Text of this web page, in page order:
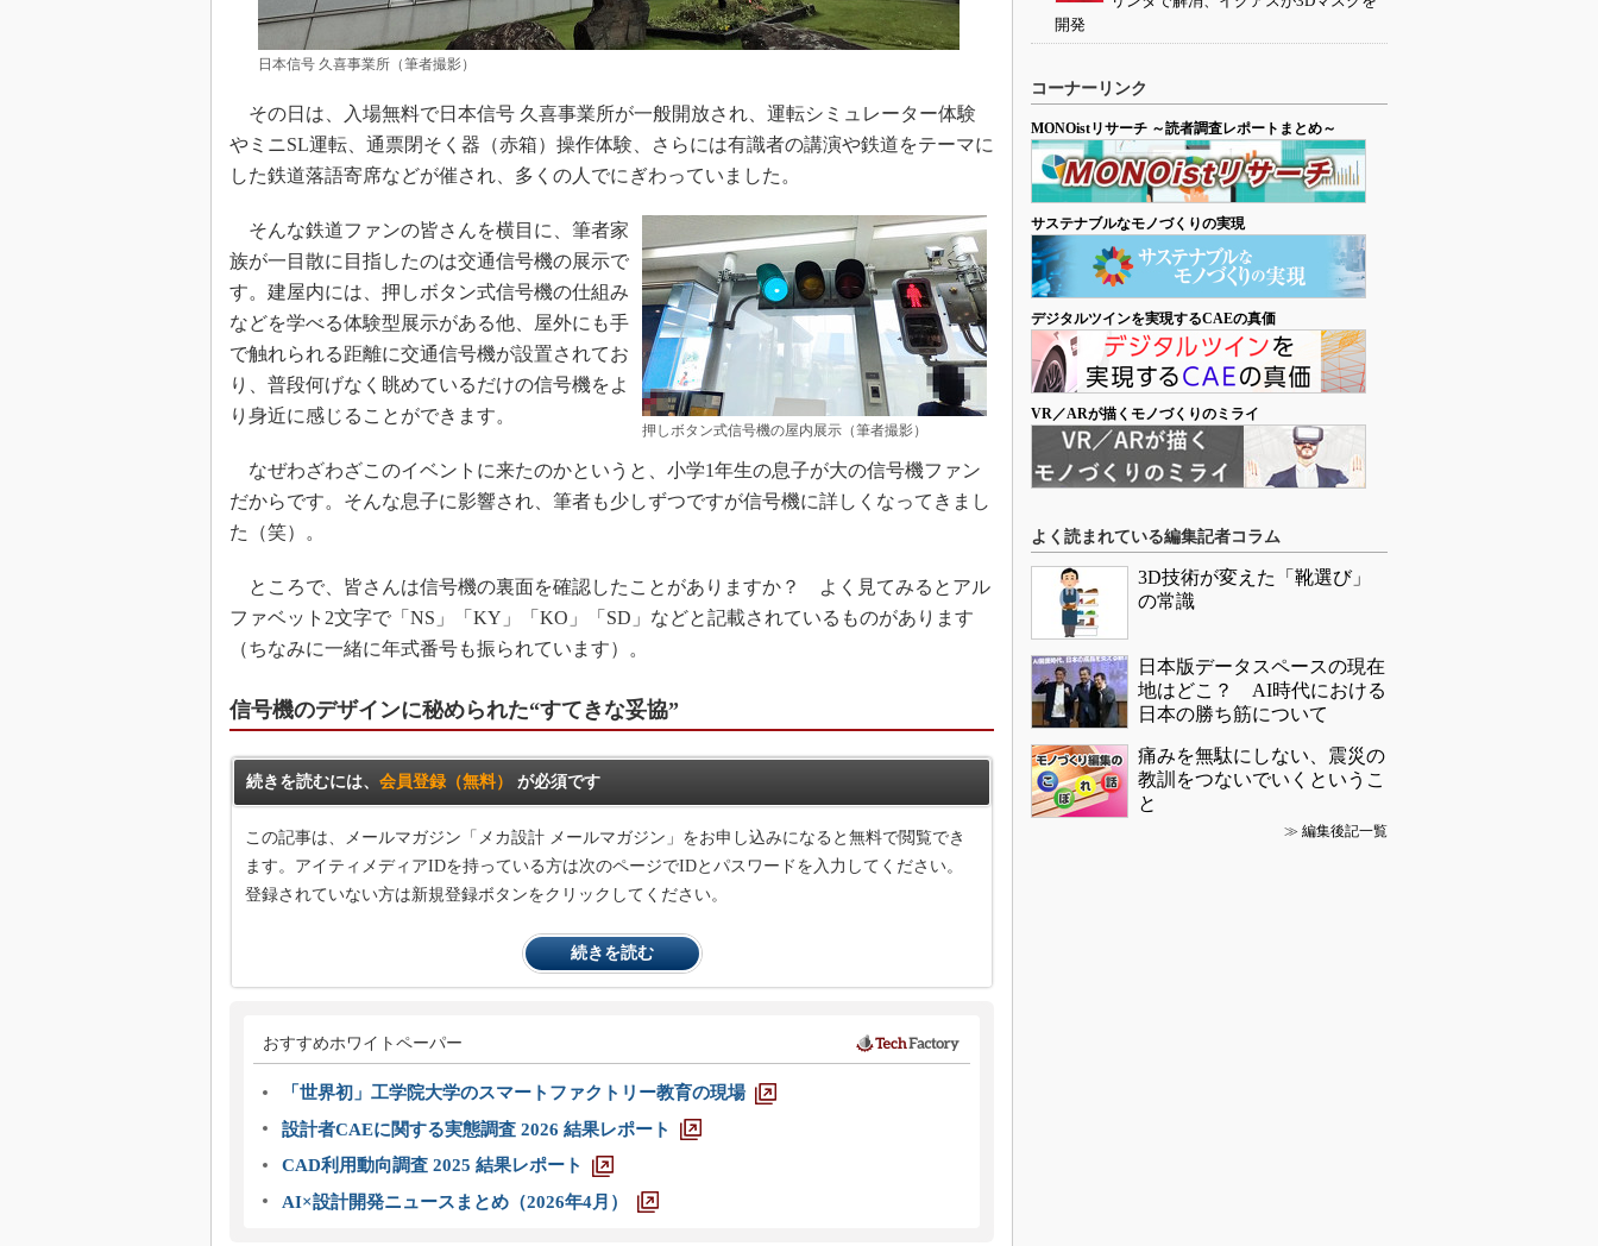
日本信号 久喜事業所（筆者撮影）
その日は、入場無料で日本信号 久喜事業所が一般開放され、運転シミュレーター体験
やミニSL運転、通票閉そく器（赤箱）操作体験、さらには有識者の講演や鉄道をテーマに
した鉄道落語寄席などが催され、多くの人でにぎわっていました。
押しボタン式信号機の屋内展示（筆者撮影）
そんな鉄道ファンの皆さんを横目に、筆者家
族が一目散に目指したのは交通信号機の展示で
す。建屋内には、押しボタン式信号機の仕組み
などを学べる体験型展示がある他、屋外にも手
で触れられる距離に交通信号機が設置されてお
り、普段何げなく眺めているだけの信号機をよ
り身近に感じることができます。
なぜわざわざこのイベントに来たのかというと、小学1年生の息子が大の信号機ファン
だからです。そんな息子に影響され、筆者も少しずつですが信号機に詳しくなってきまし
た（笑）。
ところで、皆さんは信号機の裏面を確認したことがありますか？ よく見てみるとアル
ファベット2文字で「NS」「KY」「KO」「SD」などと記載されているものがあります
（ちなみに一緒に年式番号も振られています）。
信号機のデザインに秘められた“すてきな妥協”
続きを読むには、 会員登録（無料） が必須です
この記事は、メールマガジン「メカ設計 メールマガジン」をお申し込みになると無料で閲覧でき
ます。アイティメディアIDを持っている方は次のページでIDとパスワードを入力してください。
登録されていない方は新規登録ボタンをクリックしてください。
続きを読む
おすすめホワイトペーパー
「世界初」工学院大学のスマートファクトリー教育の現場
設計者CAEに関する実態調査 2026 結果レポート
CAD利用動向調査 2025 結果レポート
AI×設計開発ニュースまとめ（2026年4月）
開発
コーナーリンク
MONOistリサーチ ～読者調査レポートまとめ～
サステナブルなモノづくりの実現
デジタルツインを実現するCAEの真価
VR／ARが描くモノづくりのミライ
よく読まれている編集記者コラム
3D技術が変えた「靴選び」
の常識
日本版データスペースの現在
地はどこ？ AI時代における
日本の勝ち筋について
痛みを無駄にしない、震災の
教訓をつないでいくというこ
と
≫ 編集後記一覧